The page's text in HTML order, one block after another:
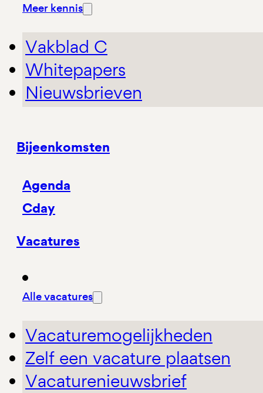
Meer kennis
Vakblad C
Whitepapers
Nieuwsbrieven
Bijeenkomsten
Agenda
Cday
Vacatures
Alle vacatures
Vacaturemogelijkheden
Zelf een vacature plaatsen
Vacaturenieuwsbrief